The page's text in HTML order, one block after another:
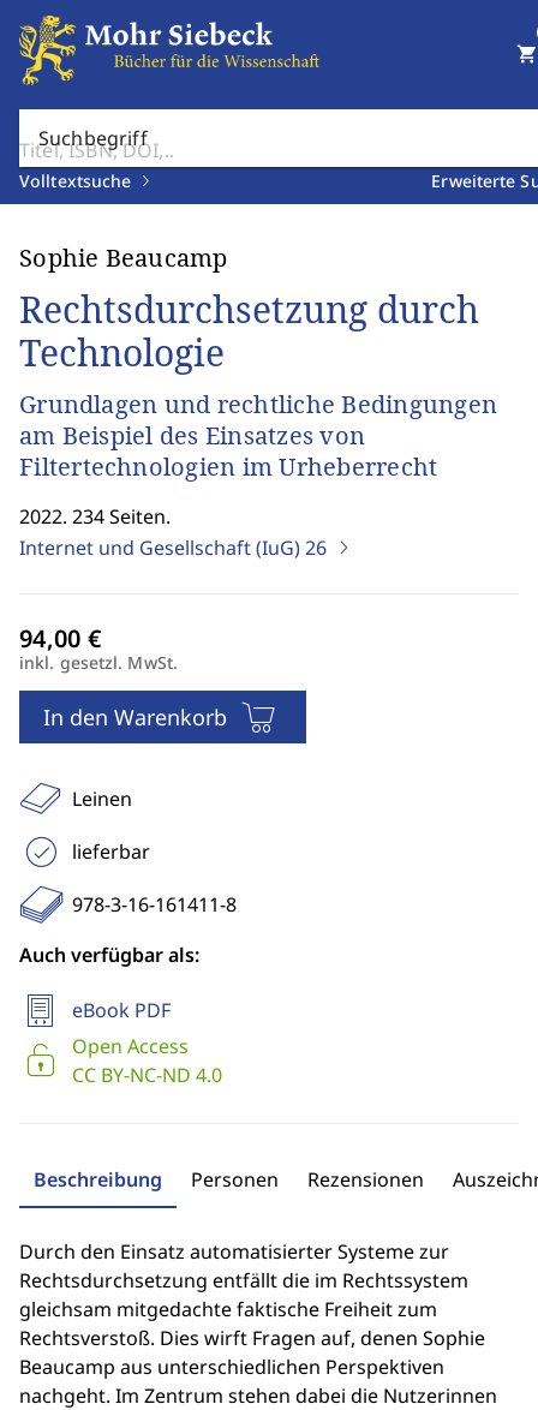
Suchbegriff
Volltextsuche Erweiterte
shopping_cart
Sophie Beaucamp
Rechtsdurchsetzung durch
Technologie
Grundlagen und rechtliche Bedingungen
am Beispiel des Einsatzes von
Filtertechnologien im Urheberrecht
2022. 234 Seiten.
Internet und Gesellschaft (IuG)26
inkl. gesetzl. MwSt.
In den Warenkorb
Leinen
lieferbar
978-3-16-161411-8
Auch verfügbar als:
eBook PDF
Open Access
CC BY-NC-ND 4.0
Beschreibung Personen Rezensionen
Durch den Einsatz automatisierter Systeme zur
Rechtsdurchsetzung entfällt die im Rechtssystem
gleichsam mitgedachte faktische Freiheit zum
Rechtsverstoß. Dies wirft Fragen auf, denen Sophie
Beaucamp aus unterschiedlichen Perspektiven
nachgeht. Im Zentrum stehen dabei die Nutzerinnen